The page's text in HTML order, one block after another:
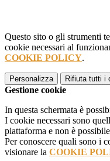
Questo sito o gli strumenti
cookie necessari al
COOKIE POLICY.
Personalizza Rifiuta tutti i
Gestione cookie
In questa schermata è
I cookie necessari sono
piattaforma e non è
Per conoscere quali sono i
visionare la COOKIE